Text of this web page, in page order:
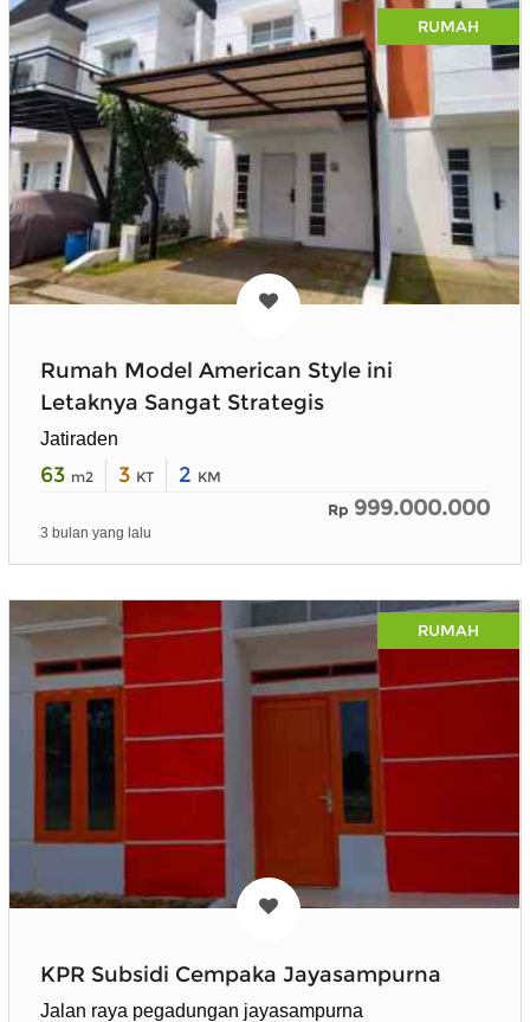
RUMAH
Rumah Model American Style ini
Letaknya Sangat Strategis
Jatiraden
63 m2 3 KT 2 KM
Rp 999.000.000
3 bulan yang lalu
RUMAH
KPR Subsidi Cempaka Jayasampurna
Jalan raya pegadungan jayasampurna